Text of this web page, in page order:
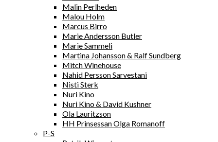
Malin Perlheden
Malou Holm
Marcus Birro
Marie Andersson Butler
Marie Sammeli
Martina Johansson & Ralf Sundberg
Mitch Winehouse
Nahid Persson Sarvestani
Nisti Sterk
Nuri Kino
Nuri Kino & David Kushner
Ola Lauritzson
HH Prinsessan Olga Romanoff
P-S